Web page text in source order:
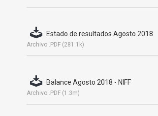
Estado de resultados Agosto 2018
Archivo .PDF (281.1k)
Balance Agosto 2018 - NIFF
Archivo .PDF (1.3m)